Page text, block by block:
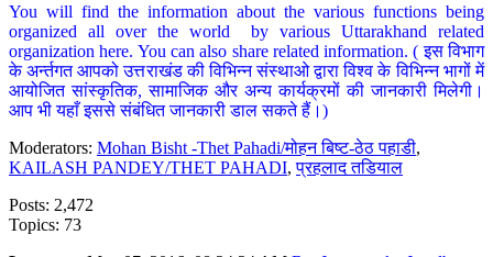
You will find the information about the various functions being
organized all over the world by various Uttarakhand related
organization here. You can also share related information. ( इस विभाग
के अर्न्तगत आपको उत्तराखंड की विभिन्न संस्थाओ द्वारा विश्व के विभिन्न भागों में
आयोजित सांस्कृतिक, सामाजिक और अन्य कार्यक्रमों की जानकारी मिलेगी।
आप भी यहाँ इससे संबंधित जानकारी डाल सकते हैं।)
Moderators: Mohan Bisht -Thet Pahadi/मोहन बिष्ट-ठेठ पहाडी,
KAILASH PANDEY/THET PAHADI,प्रहलाद तडियाल
Posts: 2,472
Topics: 73